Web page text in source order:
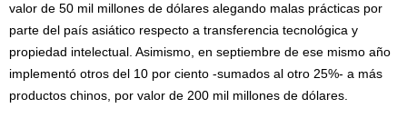
valor de 50 mil millones de dólares alegando malas prácticas por
parte del país asiático respecto a transferencia tecnológica y
propiedad intelectual. Asimismo, en septiembre de ese mismo año
implementó otros del 10 por ciento -sumados al otro 25%- a más
productos chinos, por valor de 200 mil millones de dólares.